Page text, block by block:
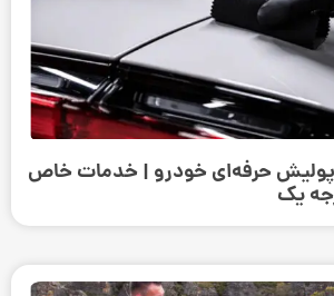
حرفه‌ای خودرو | خدمات خاص
یک